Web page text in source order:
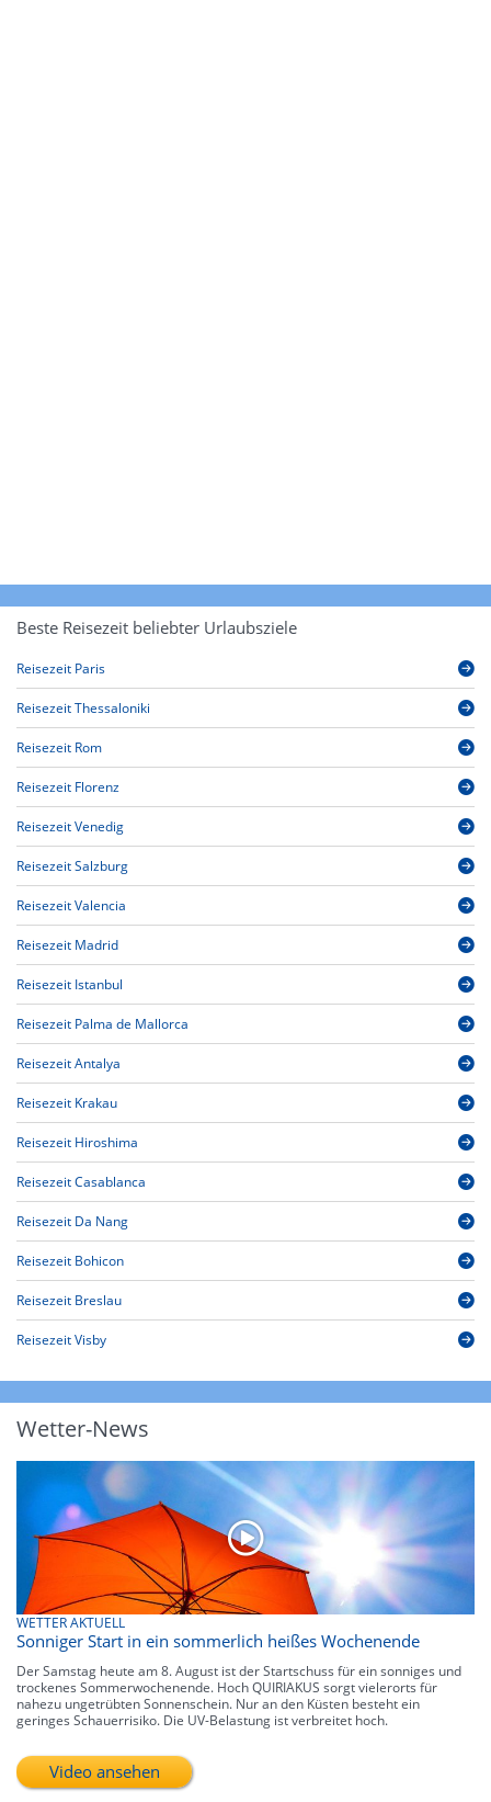
Beste Reisezeit beliebter Urlaubsziele
Reisezeit Paris
Reisezeit Thessaloniki
Reisezeit Rom
Reisezeit Florenz
Reisezeit Venedig
Reisezeit Salzburg
Reisezeit Valencia
Reisezeit Madrid
Reisezeit Istanbul
Reisezeit Palma de Mallorca
Reisezeit Antalya
Reisezeit Krakau
Reisezeit Hiroshima
Reisezeit Casablanca
Reisezeit Da Nang
Reisezeit Bohicon
Reisezeit Breslau
Reisezeit Visby
Wetter-News
WETTER AKTUELL
Sonniger Start in ein sommerlich heißes Wochenende
Der Samstag heute am 8. August ist der Startschuss für ein sonniges und
trockenes Sommerwochenende. Hoch QUIRIAKUS sorgt vielerorts für
nahezu ungetrübten Sonnenschein. Nur an den Küsten besteht ein
geringes Schauerrisiko. Die UV-Belastung ist verbreitet hoch.
Video ansehen